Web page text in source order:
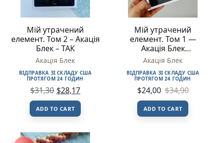
Мій утрачений
елемент. Том 2 – Акація
Блек – ТАК
Акація Блек
ВІДПРАВКА ЗІ СКЛАДУ США
ПРОТЯГОМ 24 ГОДИН
$31,30 $28,17
ADD TO CART
Мій утрачений
елемент. Том 1 —
Акація Блек
(ПОШКОДЖЕНА)
Акація Блек
ВІДПРАВКА ЗІ СКЛАДУ США
ПРОТЯГОМ 24 ГОДИН
$24,00 $34,90
ADD TO CART